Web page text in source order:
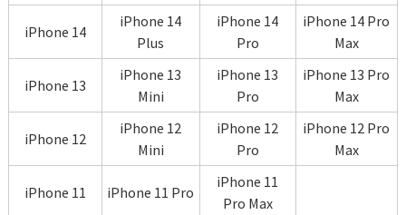
iPhone 14
iPhone 14
Plus
iPhone 14
Pro
iPhone 14 Pro
Max
iPhone 13
iPhone 13
Mini
iPhone 13
Pro
iPhone 13 Pro
Max
iPhone 12
iPhone 12
Mini
iPhone 12
Pro
iPhone 12 Pro
Max
iPhone 11 iPhone 11 Pro
iPhone 11
Pro Max